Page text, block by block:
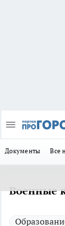
Документы Все
Военные